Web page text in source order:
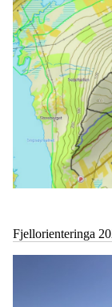
Fjellorienteringa